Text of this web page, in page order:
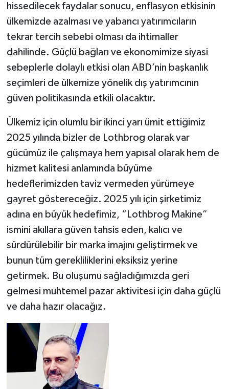
hissedilecek faydalar sonucu, enflasyon etkisinin
ülkemizde azalması ve yabancı yatırımcıların
tekrar tercih sebebi olması da ihtimaller
dahilinde. Güçlü bağları ve ekonomimize siyasi
sebeplerle dolaylı etkisi olan ABD’nin başkanlık
seçimleri de ülkemize yönelik dış yatırımcının
güven politikasında etkili olacaktır.
Ülkemiz için olumlu bir ikinci yarı ümit ettiğimiz
2025 yılında bizler de Lothbrog olarak var
gücümüz ile çalışmaya hem yapısal olarak hem de
hizmet kalitesi anlamında büyüme
hedeflerimizden taviz vermeden yürümeye
gayret göstereceğiz. 2025 yılı için şirketimiz
adına en büyük hedefimiz, “Lothbrog Makine”
ismini akıllara güven tahsis eden, kalıcı ve
sürdürülebilir bir marka imajını geliştirmek ve
bunun tüm gerekliliklerini eksiksiz yerine
getirmek. Bu oluşumu sağladığımızda geri
gelmesi muhtemel pazar aktivitesi için daha güçlü
ve daha hazır olacağız.